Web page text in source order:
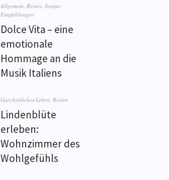
Allgemein, Reisen, Sonjas
Empfehlungen
Dolce Vita – eine
emotionale
Hommage an die
Musik Italiens
Ganzheitliches Leben, Reisen
Lindenblüte
erleben:
Wohnzimmer des
Wohlgefühls